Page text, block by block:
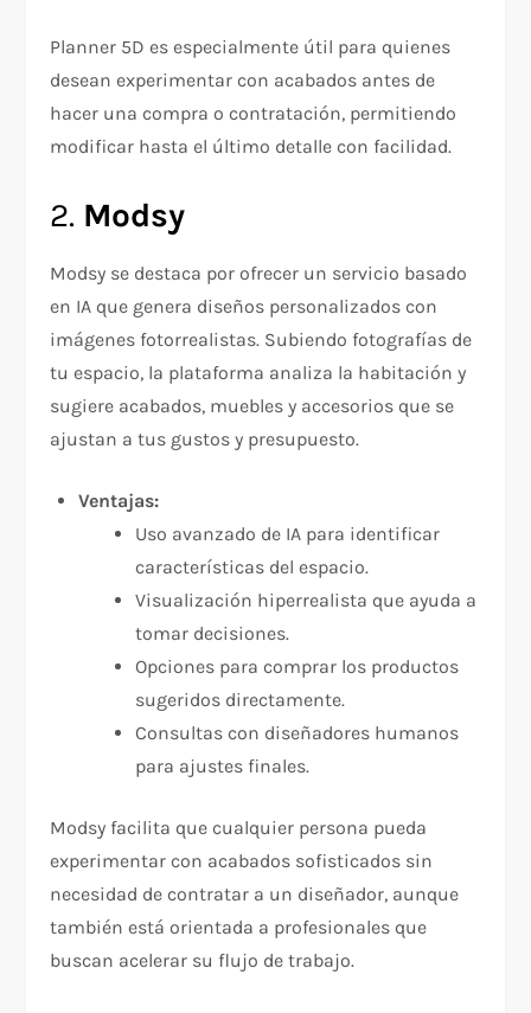
Planner 5D es especialmente útil para quienes
desean experimentar con acabados antes de
hacer una compra o contratación, permitiendo
modificar hasta el último detalle con facilidad.
2. Modsy
Modsy se destaca por ofrecer un servicio basado
en IA que genera diseños personalizados con
imágenes fotorrealistas. Subiendo fotografías de
tu espacio, la plataforma analiza la habitación y
sugiere acabados, muebles y accesorios que se
ajustan a tus gustos y presupuesto.
Ventajas:
Uso avanzado de IA para identificar
características del espacio.
Visualización hiperrealista que ayuda a
tomar decisiones.
Opciones para comprar los productos
sugeridos directamente.
Consultas con diseñadores humanos
para ajustes finales.
Modsy facilita que cualquier persona pueda
experimentar con acabados sofisticados sin
necesidad de contratar a un diseñador, aunque
también está orientada a profesionales que
buscan acelerar su flujo de trabajo.